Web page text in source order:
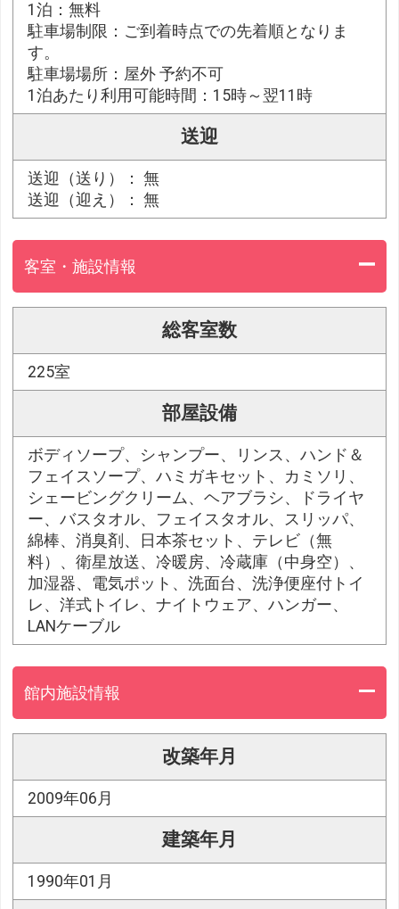
1泊：無料
駐車場制限：ご到着時点での先着順となりま
す。
駐車場場所：屋外 予約不可
1泊あたり利用可能時間：15時～翌11時
送迎
送迎（送り）： 無
送迎（迎え）： 無
客室・施設情報
総客室数
225室
部屋設備
ボディソープ、シャンプー、リンス、ハンド＆
フェイスソープ、ハミガキセット、カミソリ、
シェービングクリーム、ヘアブラシ、ドライヤ
ー、バスタオル、フェイスタオル、スリッパ、
綿棒、消臭剤、日本茶セット、テレビ（無
料）、衛星放送、冷暖房、冷蔵庫（中身空）、
加湿器、電気ポット、洗面台、洗浄便座付トイ
レ、洋式トイレ、ナイトウェア、ハンガー、
LANケーブル
館内施設情報
改築年月
2009年06月
建築年月
1990年01月